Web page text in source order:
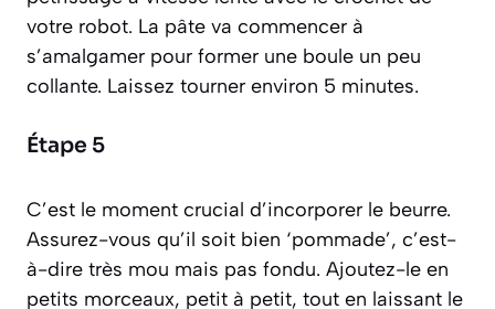
votre robot. La pâte va commencer à
s’amalgamer pour former une boule un peu
collante. Laissez tourner environ 5 minutes.
Étape 5
C’est le moment crucial d’incorporer le beurre.
Assurez-vous qu’il soit bien ‘pommade’, c’est-
à-dire très mou mais pas fondu. Ajoutez-le en
petits morceaux, petit à petit, tout en laissant le